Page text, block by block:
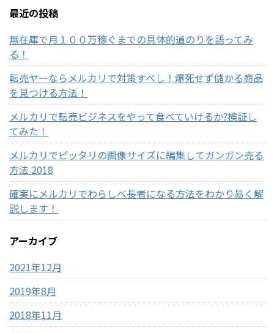
最近の投稿
無在庫で月１００万稼ぐまでの具体的道のりを語ってみ
る！
転売ヤーならメルカリで対策すべし！爆死せず儲かる商品
を見つける方法！
メルカリで転売ビジネスをやって食べていけるか?検証し
てみた！
メルカリでピッタリの画像サイズに編集してガンガン売る
方法 2018
確実にメルカリでわらしべ長者になる方法をわかり易く解
説します！
アーカイブ
2021年12月
2019年8月
2018年11月